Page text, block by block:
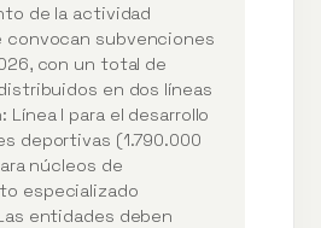
de la actividad
convocan subvenciones
con un total de
en dos líneas
I para el desarrollo
deportivas (1.790.000
núcleos de
especializado
entidades deben